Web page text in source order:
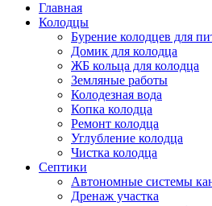
Главная
Колодцы
Бурение колодцев для
Домик для колодца
ЖБ кольца для колодца
Земляные работы
Колодезная вода
Копка колодца
Ремонт колодца
Углубление колодца
Чистка колодца
Септики
Автономные системы
Дренаж участка